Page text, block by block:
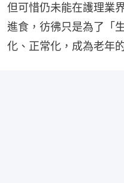
但可惜仍未能在護理業
進食，彷彿只是為了「
化、正常化，成為老年